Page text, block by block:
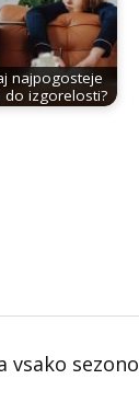
najpogosteje
do izgorelosti?
vsako sezono